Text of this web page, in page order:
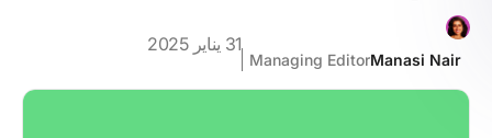
Manasi Nair
Managing Editor
31 يناير 2025